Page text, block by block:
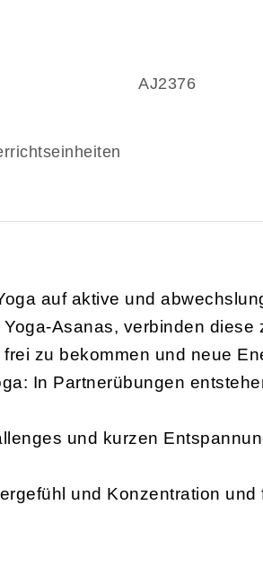
AJ2376
auf aktive und
Asanas, verbinden
zu bekommen und neue
In Partnerübungen
und kurzen
und Konzentration